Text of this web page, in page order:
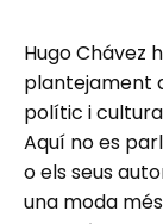
Hugo Chávez
plantejament
polític i
Aquí no es
o els seus
una moda